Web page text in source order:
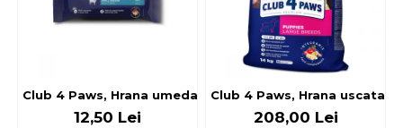
Club 4 Paws, Hrana umeda caini - cu miel, set 5+1, 6x80 g
12,50 Lei
Club 4 Paws, Hrana uscata
208,00 Lei